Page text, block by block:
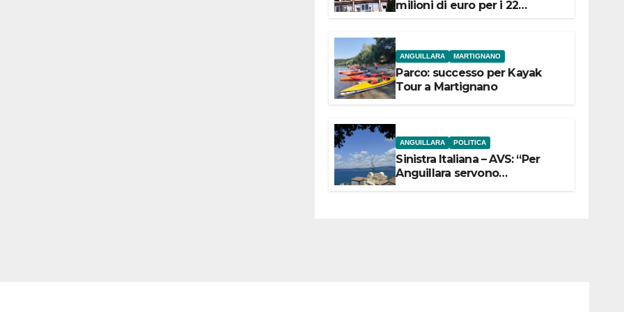
milioni di euro per i 22
ANGUILLARA MARTIGNANO
Parco: successo per Kayak
Tour a Martignano
ANGUILLARA POLITICA
Sinistra Italiana – AVS: “Per
Anguillara servono